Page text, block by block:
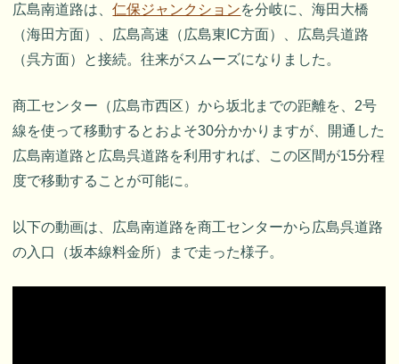
広島南道路は、仁保ジャンクションを分岐に、海田大橋
（海田方面）、広島高速（広島東IC方面）、広島呉道路
（呉方面）と接続。往来がスムーズになりました。
商工センター（広島市西区）から坂北までの距離を、2号
線を使って移動するとおよそ30分かかりますが、開通した
広島南道路と広島呉道路を利用すれば、この区間が15分程
度で移動することが可能に。
以下の動画は、広島南道路を商工センターから広島呉道路
の入口（坂本線料金所）まで走った様子。